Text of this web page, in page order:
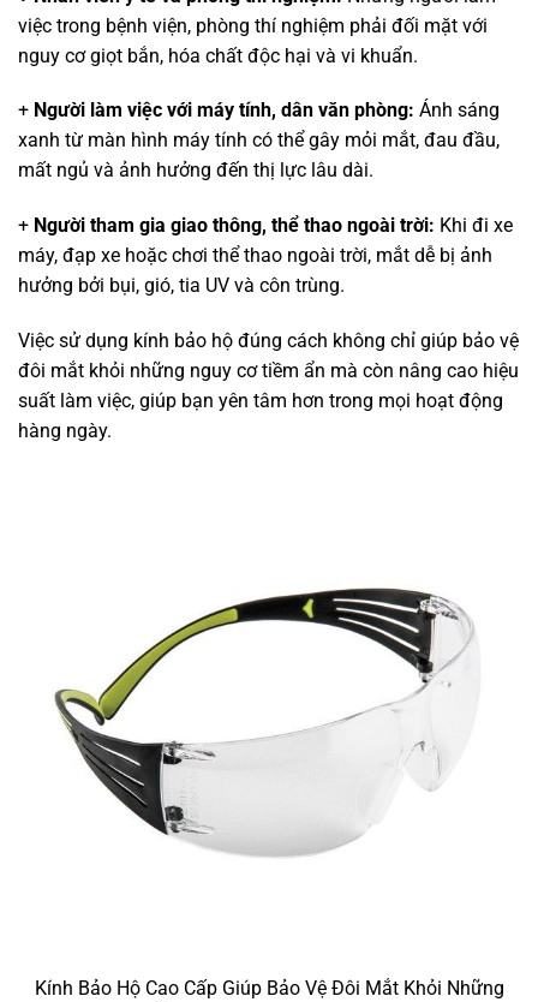
việc trong bệnh viện, phòng thí nghiệm phải đối mặt với
nguy cơ giọt bắn, hóa chất độc hại và vi khuẩn.
+ Người làm việc với máy tính, dân văn phòng: Ánh sáng
xanh từ màn hình máy tính có thể gây mỏi mắt, đau đầu,
mất ngủ và ảnh hưởng đến thị lực lâu dài.
+ Người tham gia giao thông, thể thao ngoài trời: Khi đi xe
máy, đạp xe hoặc chơi thể thao ngoài trời, mắt dễ bị ảnh
hưởng bởi bụi, gió, tia UV và côn trùng.
Việc sử dụng kính bảo hộ đúng cách không chỉ giúp bảo vệ
đôi mắt khỏi những nguy cơ tiềm ẩn mà còn nâng cao hiệu
suất làm việc, giúp bạn yên tâm hơn trong mọi hoạt động
hàng ngày.
Kính Bảo Hộ Cao Cấp Giúp Bảo Vệ Đôi Mắt Khỏi Những